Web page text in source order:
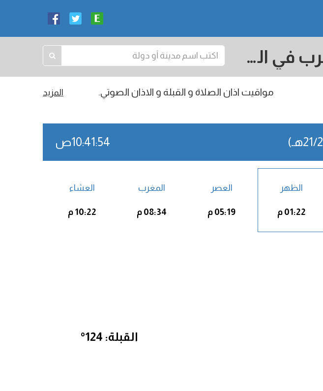
Prato: مواقيت الصلاة اذان الفجر و المغرب في اليوم - إيطاليا
مواقيت اذان الصلاة و القبلة و الاذان الصوتي. المزيد
10:41:55ص
الظهر
01:22 م
العصر
05:19 م
المغرب
08:34 م
العشاء
10:22 م
القبلة: 124°